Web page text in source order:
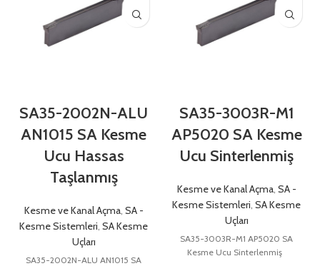
SA35-2002N-ALU
AN1015 SA Kesme
Ucu Hassas
Taşlanmış
Kesme ve Kanal Açma, SA -
Kesme Sistemleri, SA Kesme
Uçları
SA35-2002N-ALU AN1015 SA
SA35-3003R-M1
AP5020 SA Kesme
Ucu Sinterlenmiş
Kesme ve Kanal Açma, SA -
Kesme Sistemleri, SA Kesme
Uçları
SA35-3003R-M1 AP5020 SA
Kesme Ucu Sinterlenmiş